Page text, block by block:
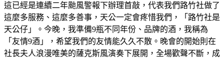
這已經是連續二年颱風警報下辦理首敲，代表我們路竹社做了
這麼多服務、這麼多善事，天公一定會疼惜我們，「路竹社是
天公仔」。今晚，我準備9瓶不同年份、品牌的酒，我稱為
「友情9酒」，希望我們的友情能久久不散。晚會的開始則在
社長夫人浪漫唯美的薩克斯風演奏下展開，全場歡聲不斷，成